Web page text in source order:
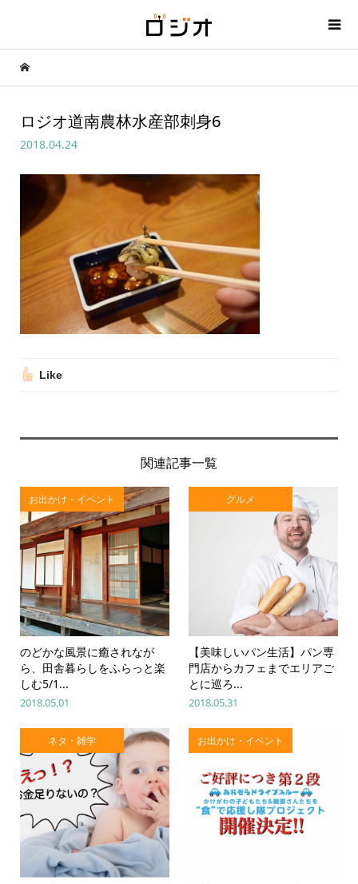
ロジオ道南農林水産部刺身6
2018.04.24
Like
関連記事一覧
お出かけ・イベント
のどかな風景に癒されなが
ら、田舎暮らしをふらっと楽
しむ5/1...
2018.05.01
グルメ
【美味しいパン生活】パン専
門店からカフェまでエリアご
とに巡ろ...
2018.05.31
ネタ・雑学 お出かけ・イベント